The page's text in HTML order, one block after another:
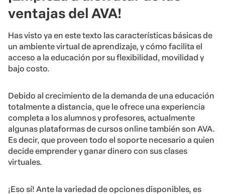
ventajas del AVA!
Has visto ya en este texto las características básicas de
un ambiente virtual de aprendizaje, y cómo facilita el
acceso a la educación por su flexibilidad, movilidad y
bajo costo.
Debido al crecimiento de la demanda de una educación
totalmente a distancia, que le ofrece una experiencia
completa a los alumnos y profesores, actualmente
algunas plataformas de cursos online también son AVA.
Es decir, que proveen todo el soporte necesario a quien
decide emprender y ganar dinero con sus clases
virtuales.
¡Eso sí! Ante la variedad de opciones disponibles, es